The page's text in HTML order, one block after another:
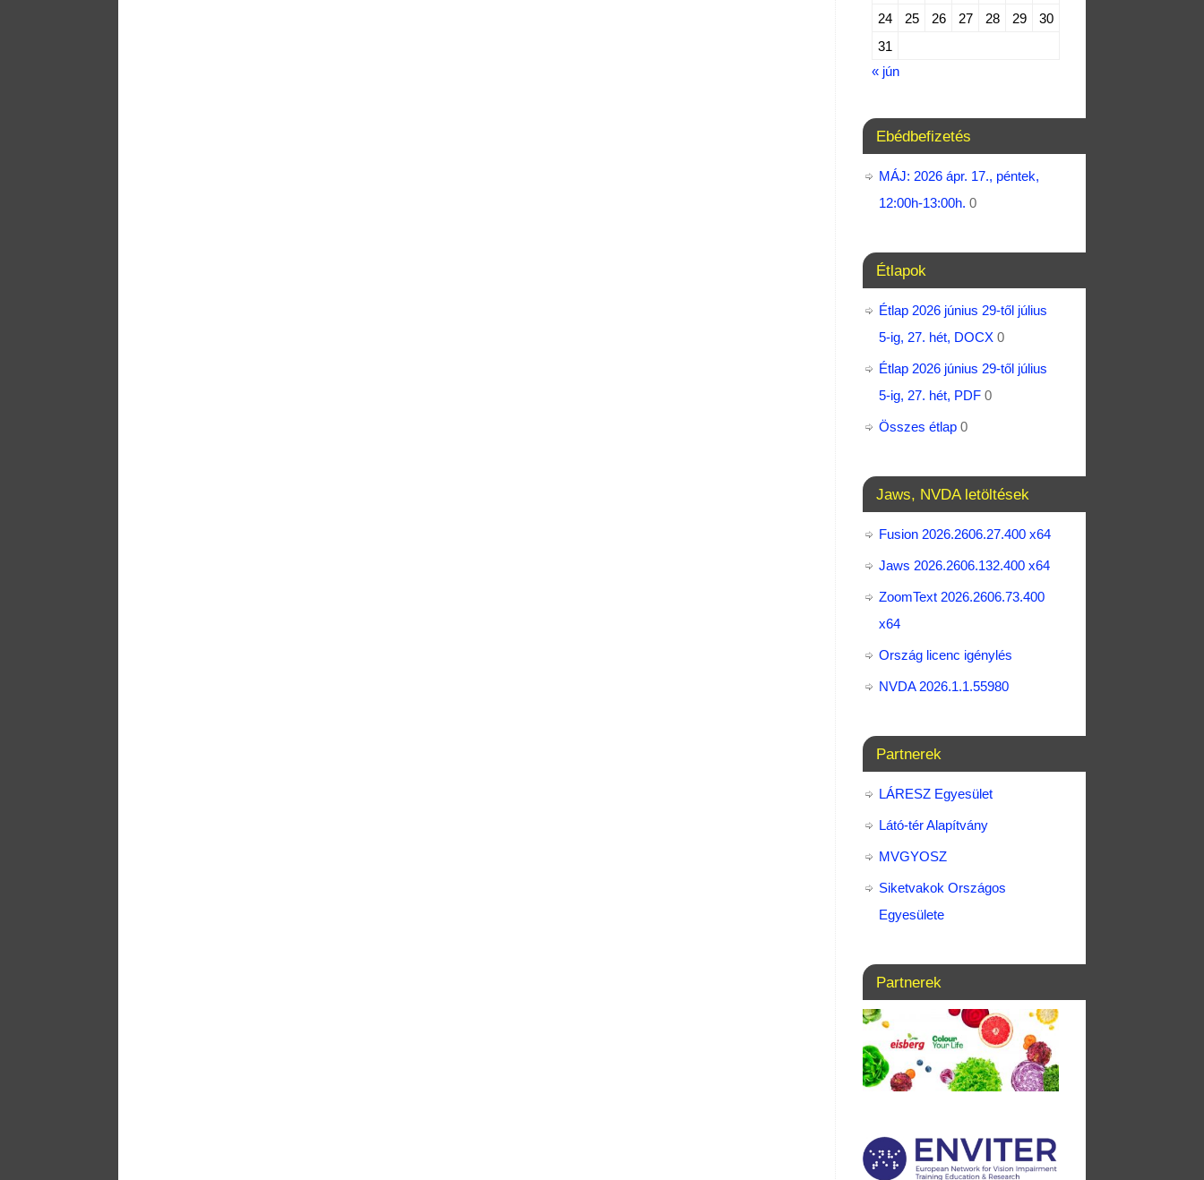
24
25 26 27 28 29
30
31
« jún
Ebédbefizetés
MÁJ: 2026 ápr. 17., péntek,
12:00h-13:00h. 0
Étlapok
Étlap 2026 június 29-től július
5-ig, 27. hét, DOCX 0
Étlap 2026 június 29-től július
5-ig, 27. hét, PDF 0
Összes étlap 0
Jaws, NVDA letöltések
Fusion 2026.2606.27.400 x64
Jaws 2026.2606.132.400 x64
ZoomText 2026.2606.73.400​
x64
Ország licenc igénylés
NVDA 2026.1.1.55980
Partnerek
LÁRESZ Egyesület
Látó-tér Alapítvány
MVGYOSZ
Siketvakok Országos
Egyesülete
Partnerek